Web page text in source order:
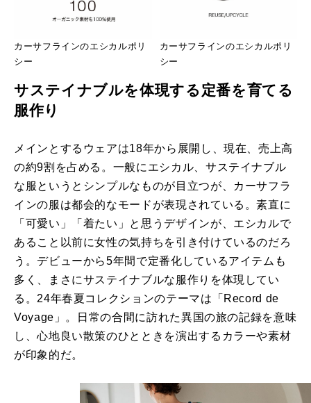
カーサフラインのエシカルポリ
シー
カーサフラインのエシカルポリ
シー
サステイナブルを体現する定番を育てる
服作り
メインとするウェアは18年から展開し、現在、売上高
の約9割を占める。一般にエシカル、サステイナブル
な服というとシンプルなものが目立つが、カーサフラ
インの服は都会的なモードが表現されている。素直に
「可愛い」「着たい」と思うデザインが、エシカルで
あること以前に女性の気持ちを引き付けているのだろ
う。デビューから5年間で定番化しているアイテムも
多く、まさにサステイナブルな服作りを体現してい
る。24年春夏コレクションのテーマは「Record de
Voyage」。日常の合間に訪れた異国の旅の記録を意味
し、心地良い散策のひとときを演出するカラーや素材
が印象的だ。